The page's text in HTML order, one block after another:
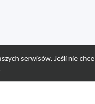
serwisów. Jeśli nie